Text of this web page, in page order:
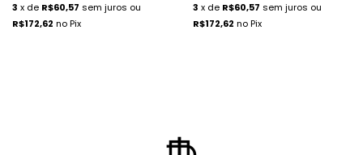
3 x de R$60,57 sem juros ou
R$172,62 no Pix
3 x de R$60,57 sem juros ou
R$172,62 no Pix